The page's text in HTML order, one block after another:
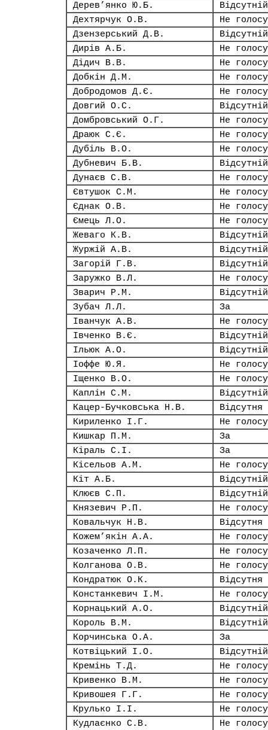
Дерев’янко Ю.Б.
Відсутній
Дехтярчук О.В.
Не
Дзензерський Д.В.
Відсутній
Дирів А.Б.
Не
Дідич В.В.
Не
Добкін Д.М.
Не
Добродомов Д.Є.
Не
Довгий О.С.
Відсутній
Домбровський О.Г.
Не
Драюк С.Є.
Не
Дубіль В.О.
Не
Дубневич Б.В.
Відсутній
Дунаєв С.В.
Не
Євтушок С.М.
Не
Єднак О.В.
Не
Ємець Л.О.
Не
Жеваго К.В.
Відсутній
Журжій А.В.
Відсутній
Загорій Г.В.
Відсутній
Заружко В.Л.
Не
Зварич Р.М.
Відсутній
Зубач Л.Л.
За
Іванчук А.В.
Не
Івченко В.Є.
Відсутній
Ільюк А.О.
Відсутній
Іоффе Ю.Я.
Не
Іщенко В.О.
Не
Каплін С.М.
Відсутній
Кацер-Бучковська Н.В.
Відсутня
Кириленко І.Г.
Не
Кишкар П.М.
За
Кіраль С.І.
За
Кісельов А.М.
Не
Кіт А.Б.
Відсутній
Клюєв С.П.
Відсутній
Князевич Р.П.
Не
Ковальчук Н.В.
Відсутня
Кожем’якін А.А.
Не
Козаченко Л.П.
Не
Колганова О.В.
Не
Кондратюк О.К.
Відсутня
Констанкевич І.М.
Не
Корнацький А.О.
Відсутній
Король В.М.
Відсутній
Корчинська О.А.
За
Котвіцький І.О.
Відсутній
Кремінь Т.Д.
Не
Кривенко В.М.
Не
Кривошея Г.Г.
Не
Крулько І.І.
Не
Кудлаєнко С.В.
Не